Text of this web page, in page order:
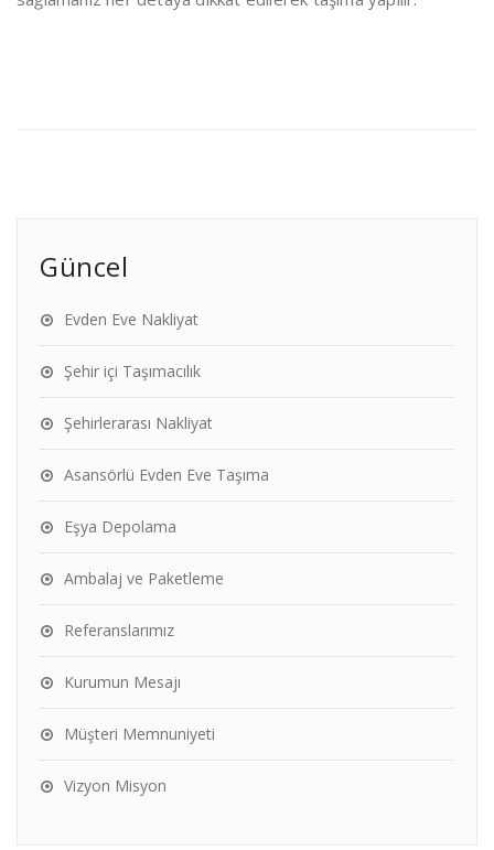
Güncel
Evden Eve Nakliyat
Şehir içi Taşımacılık
Şehirlerarası Nakliyat
Asansörlü Evden Eve Taşıma
Eşya Depolama
Ambalaj ve Paketleme
Referanslarımız
Kurumun Mesajı
Müşteri Memnuniyeti
Vizyon Misyon